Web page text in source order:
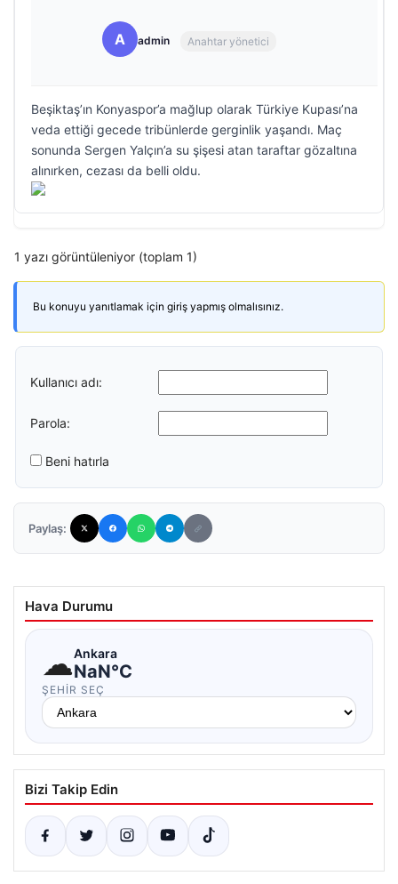
A admin Anahtar yönetici
Beşiktaş’ın Konyaspor’a mağlup olarak Türkiye Kupası’na
veda ettiği gecede tribünlerde gerginlik yaşandı. Maç
sonunda Sergen Yalçın’a su şişesi atan taraftar gözaltına
alınırken, cezası da belli oldu.
1 yazı görüntüleniyor (toplam 1)
Bu konuyu yanıtlamak için giriş yapmış olmalısınız.
Kullanıcı adı:
Parola:
Beni hatırla
Paylaş:
Hava Durumu
☁Ankara
NaN°C
ŞEHIR SEÇ
Bizi Takip Edin